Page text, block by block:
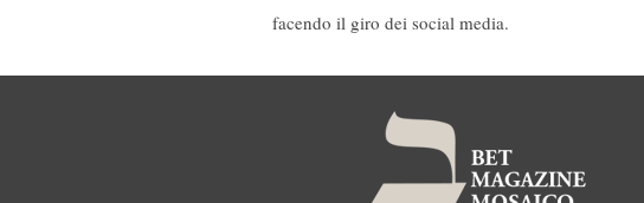
facendo il giro dei social media.